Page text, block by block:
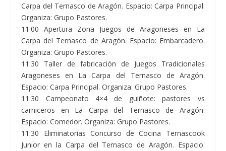
Carpa del Ternasco de Aragón. Espacio: Carpa Principal.
Organiza: Grupo Pastores.
11:00 Apertura Zona Juegos de Aragoneses en La
Carpa del Ternasco de Aragón. Espacio: Embarcadero.
Organiza: Grupo Pastores.
11:30 Taller de fabricación de Juegos Tradicionales
Aragoneses en La Carpa del Ternasco de Aragón.
Espacio: Carpa Principal. Organiza: Grupo Pastores.
11:30 Campeonato 4×4 de guiñote: pastores vs
carniceros en La Carpa del Ternasco de Aragón.
Espacio: Comedor. Organiza: Grupo Pastores.
11:30 Eliminatorias Concurso de Cocina Ternascook
Junior en la Carpa del Ternasco de Aragón. Espacio: